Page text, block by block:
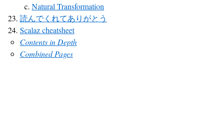
Natural Transformation
読んでくれてありがとう
Scalaz cheatsheet
Contents in Depth
Combined Pages